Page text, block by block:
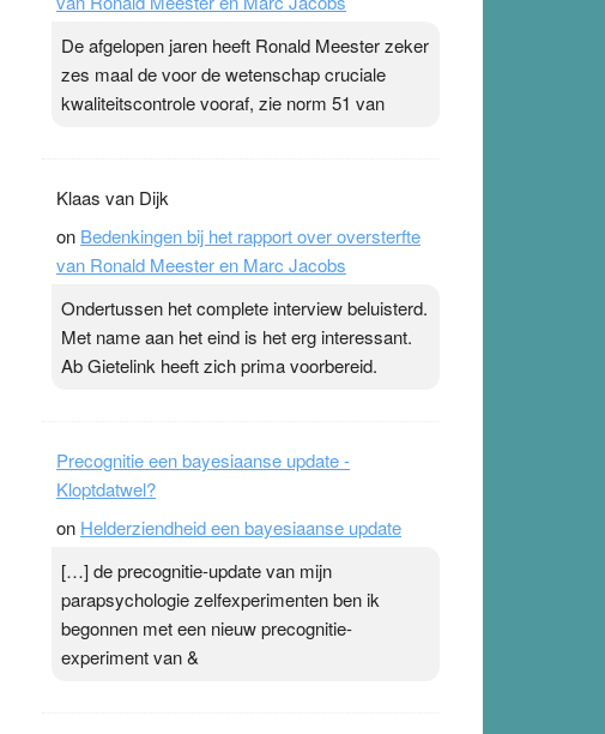
zijn. Door…Lees meer Pleisterplakkers in de
topspsort ›[...]
De afgelopen jaren heeft Ronald Meester zeker
zes maal de voor de wetenschap cruciale
kwaliteitscontrole vooraf, zie norm 51 van
Klaas van Dijk
on Bedenkingen bij het rapport over oversterfte
van Ronald Meester en Marc Jacobs
Ondertussen het complete interview beluisterd.
Met name aan het eind is het erg interessant.
Ab Gietelink heeft zich prima voorbereid.
Precognitie een bayesiaanse update -
Kloptdatwel?
on Helderziendheid een bayesiaanse update
[…] de precognitie-update van mijn
parapsychologie zelfexperimenten ben ik
begonnen met een nieuw precognitie-
experiment van &